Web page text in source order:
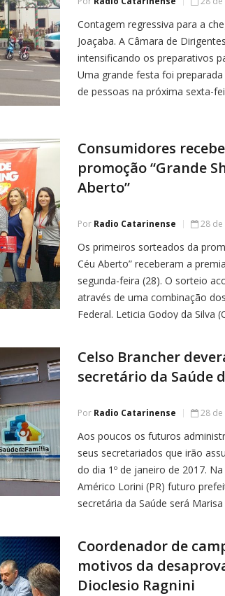
Contagem regressiva para a
Joaçaba. A Câmara de
intensificando os preparativos
Uma grande festa foi
de pessoas na próxima sexta-
Consumidores
promoção “Grande
Aberto”
Por Radio Catarinense 28
Os primeiros sorteados da
Céu Aberto” receberam a
segunda-feira (28). O sorteio
através de uma combinação
Federal. Leticia Godoy da Silva
Celso Brancher
secretário da Saúde
Por Radio Catarinense 28
Aos poucos os futuros
seus secretariados que irão
do dia 1º de janeiro de 2017.
Américo Lorini (PR) futuro
secretária da Saúde será
Coordenador de
motivos da
Dioclesio Ragnini